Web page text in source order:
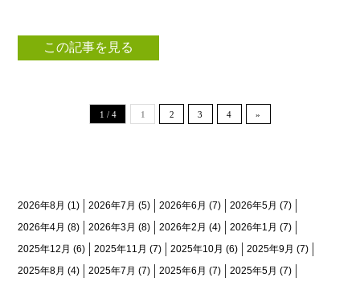
この記事を見る
1 / 4 1 2 3 4 »
2026年8月 (1) 2026年7月 (5) 2026年6月 (7) 2026年5月 (7)
2026年4月 (8) 2026年3月 (8) 2026年2月 (4) 2026年1月 (7)
2025年12月 (6) 2025年11月 (7) 2025年10月 (6) 2025年9月 (7)
2025年8月 (4) 2025年7月 (7) 2025年6月 (7) 2025年5月 (7)